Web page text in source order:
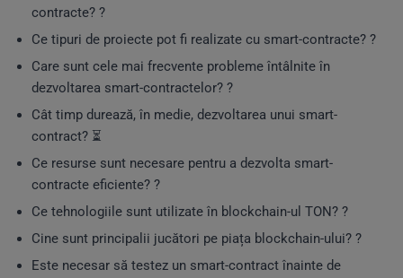
contracte? ?
Ce tipuri de proiecte pot fi realizate cu smart-contracte? ?
Care sunt cele mai frecvente probleme întâlnite în
dezvoltarea smart-contractelor? ?
Cât timp durează, în medie, dezvoltarea unui smart-
contract? ⏳
Ce resurse sunt necesare pentru a dezvolta smart-
contracte eficiente? ?
Ce tehnologiile sunt utilizate în blockchain-ul TON? ?
Cine sunt principalii jucători pe piața blockchain-ului? ?
Este necesar să testez un smart-contract înainte de